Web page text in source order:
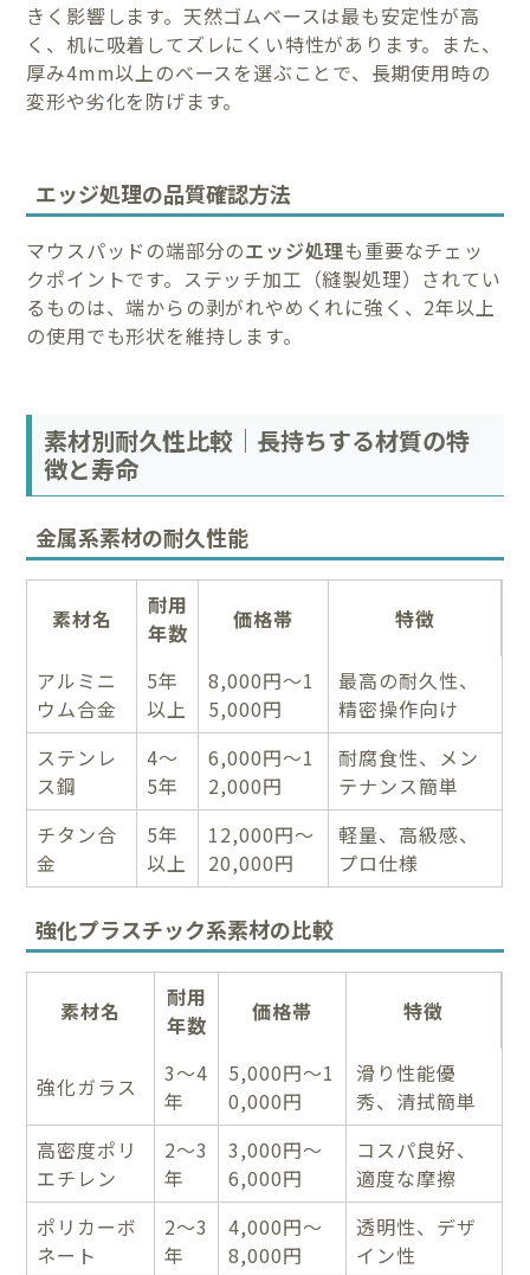
きく影響します。天然ゴムベースは最も安定性が高
く、机に吸着してズレにくい特性があります。また、
厚み4mm以上のベースを選ぶことで、長期使用時の
変形や劣化を防げます。
エッジ処理の品質確認方法
マウスパッドの端部分のエッジ処理も重要なチェッ
クポイントです。ステッチ加工（縫製処理）されてい
るものは、端からの剥がれやめくれに強く、2年以上
の使用でも形状を維持します。
素材別耐久性比較｜長持ちする材質の特
徴と寿命
金属系素材の耐久性能
素材名
耐用
年数
価格帯 特徴
アルミニ
ウム合金
5年
以上
8,000円～1
5,000円
最高の耐久性、
精密操作向け
ステンレ
ス鋼
4～
5年
6,000円～1
2,000円
耐腐食性、メン
テナンス簡単
チタン合
金
5年
以上
12,000円～
20,000円
軽量、高級感、
プロ仕様
強化プラスチック系素材の比較
素材名
耐用
年数
価格帯 特徴
強化ガラス
3～4
年
5,000円～1
0,000円
滑り性能優
秀、清拭簡単
高密度ポリ
エチレン
2～3
年
3,000円～
6,000円
コスパ良好、
適度な摩擦
ポリカーボ
ネート
2～3
年
4,000円～
8,000円
透明性、デザ
イン性